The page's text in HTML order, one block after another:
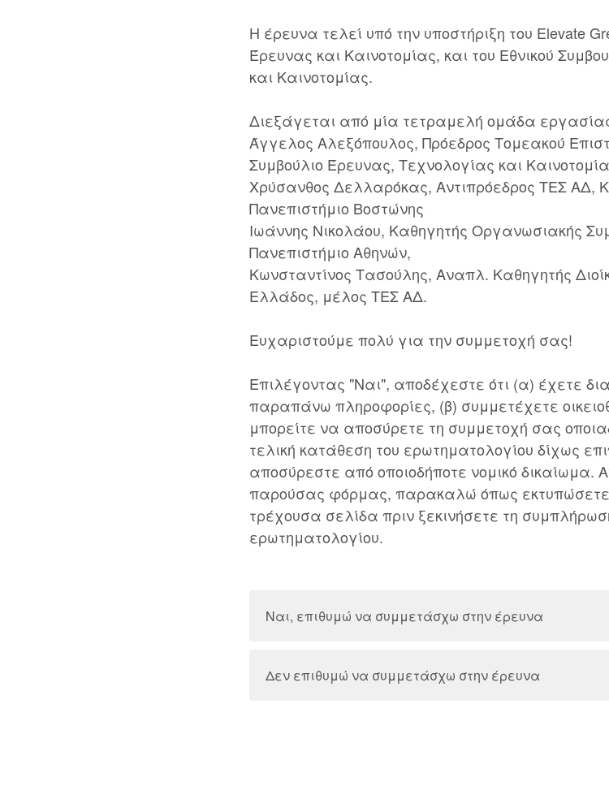
Η έρευνα τελεί υπό την υποστήριξη του Elevate
Έρευνας και Καινοτομίας, και του Εθνικού
και Καινοτομίας.
Διεξάγεται από μία τετραμελή ομάδα
Άγγελος Αλεξόπουλος, Πρόεδρος Τομεακού
Συμβούλιο Έρευνας, Τεχνολογίας και
Xρύσανθος Δελλαρόκας, Αντιπρόεδρος ΤΕΣ ΑΔ,
Πανεπιστήμιο Βοστώνης
Ιωάννης Νικολάου, Καθηγητής Οργανωσιακής
Πανεπιστήμιο Αθηνών,
Κωνσταντίνος Τασούλης, Αναπλ. Καθηγητής
Ελλάδος, μέλος ΤΕΣ ΑΔ.
Ευχαριστούμε πολύ για την συμμετοχή σας!
Επιλέγοντας "Ναι", αποδέχεστε ότι (α) έχετε
παραπάνω πληροφορίες, (β) συμμετέχετε
μπορείτε να αποσύρετε τη συμμετοχή σας
τελική κατάθεση του ερωτηματολογίου δίχως
αποσύρεστε από οποιοδήποτε νομικό δικαίωμα.
παρούσας φόρμας, παρακαλώ όπως εκτυπώσετε
τρέχουσα σελίδα πριν ξεκινήσετε τη
ερωτηματολογίου.
Ναι, επιθυμώ να συμμετάσχω στην έρευνα
Δεν επιθυμώ να συμμετάσχω στην έρευνα